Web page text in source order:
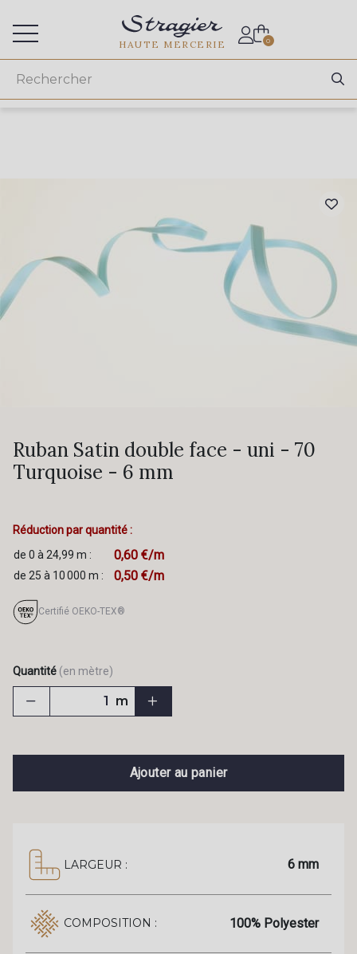
HAUTE MERCERIE 0
Ruban Satin double face - uni - 70
Turquoise - 6 mm
Réduction par quantité :
de 0 à 24,99 m :
0,60 €/m
de 25 à 10 000 m : 0,50 €/m
Certifié OEKO-TEX®
Quantité (en mètre)
m
Ajouter au panier
LARGEUR : 6 mm
COMPOSITION : 100% Polyester